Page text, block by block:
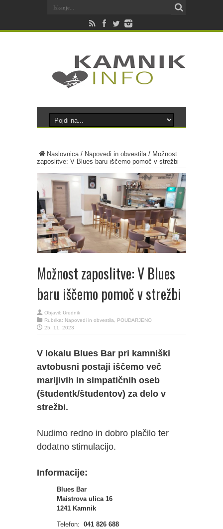
Naslovnica/ Napovedi in obvestila/ Možnost
zaposlitve: V Blues baru iščemo pomoč v strežbi
Možnost zaposlitve: V Blues
baru iščemo pomoč v strežbi
Objavil: Urednik
Rubrika: Napovedi in obvestila
POUDARJENO
25. 11. 2023
V lokalu Blues Bar pri kamniški
avtobusni postaji iščemo več
marljivih in simpatičnih oseb
(študentk/študentov) za delo v
strežbi.
Nudimo redno in dobro plačilo ter
dodatno stimulacijo.
Informacije:
Blues Bar
Maistrova ulica 16
1241 Kamnik
Telefon: 041 826 688